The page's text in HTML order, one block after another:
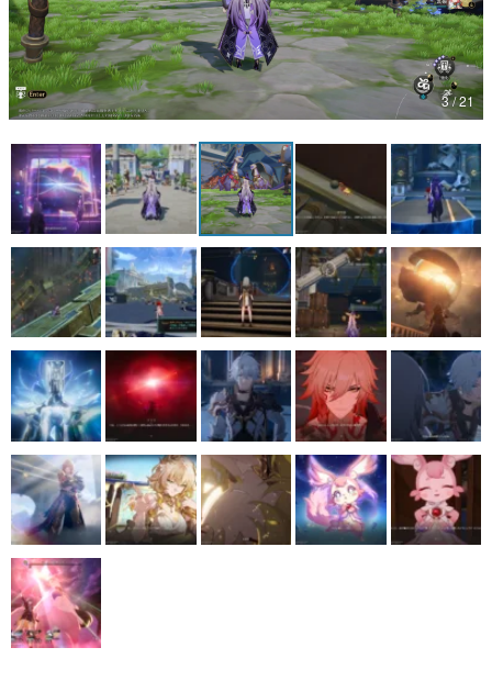
その他
電ファミニコゲーマーとは？
運営：株式会社マレ
3 / 21